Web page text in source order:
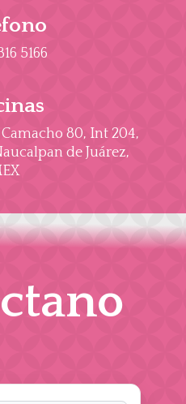
5166
80, Int 204,
de Juárez,